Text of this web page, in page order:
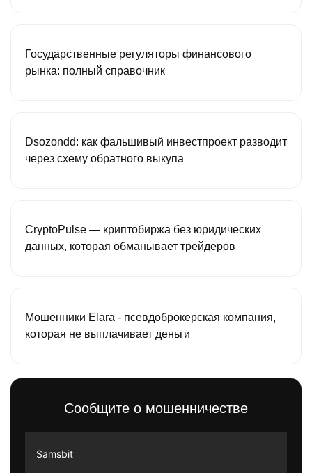
Государственные регуляторы финансового
рынка: полный справочник
Dsozondd: как фальшивый инвестпроект разводит
через схему обратного выкупа
CryptoPulse — криптобиржа без юридических
данных, которая обманывает трейдеров
Мошенники Elara - псевдоброкерская компания,
которая не выплачивает деньги
Сообщите о мошенничестве